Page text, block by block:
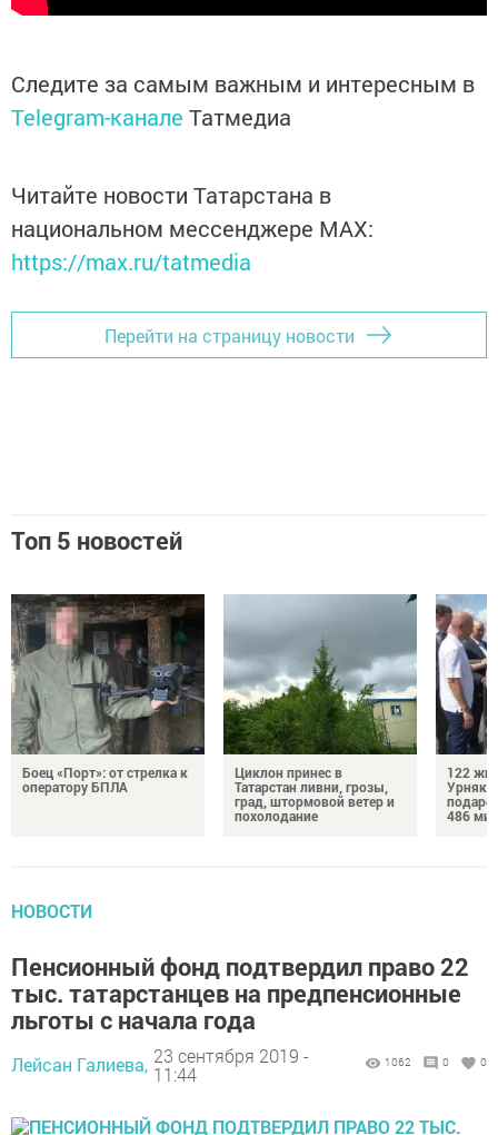
Следите за самым важным и интересным в
Telegram-канале Татмедиа
Читайте новости Татарстана в
национальном мессенджере MАХ:
https://max.ru/tatmedia
Перейти на страницу новости
Топ 5 новостей
Боец «Порт»: от стрелка к
оператору БПЛА
Циклон принес в
Татарстан ливни, грозы,
град, штормовой ветер и
похолодание
122
Урняк
486
НОВОСТИ
Пенсионный фонд подтвердил право 22
тыс. татарстанцев на предпенсионные
льготы с начала года
Лейсан Галиева, 23 сентября 2019 -
11:44
1062 0 0